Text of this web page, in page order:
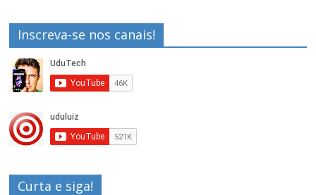
Inscreva-se nos canais!
Curta e siga!